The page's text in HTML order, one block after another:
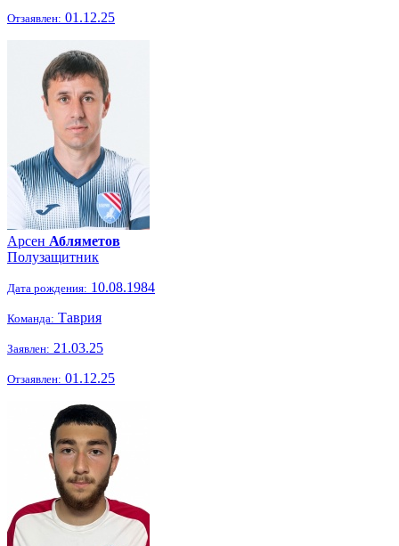
Отзаявлен: 01.12.25
Арсен Абляметов
Полузащитник
Дата рождения: 10.08.1984
Команда: Таврия
Заявлен: 21.03.25
Отзаявлен: 01.12.25